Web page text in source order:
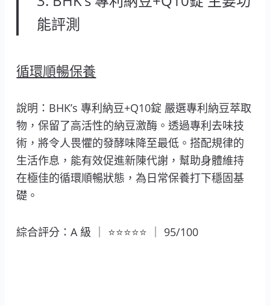
能評測
循環順暢保養
說明：BHK’s 專利納豆+Q10錠 嚴選專利納豆萃取
物，保留了高活性的納豆激酶。透過專利去味技
術，將令人畏懼的發酵味降至最低。搭配規律的
生活作息，能有效促進新陳代謝，幫助身體維持
在極佳的循環順暢狀態，為日常保養打下穩固基
礎。
綜合評分：A 級 ｜ ⭐⭐⭐⭐⭐ ｜ 95/100